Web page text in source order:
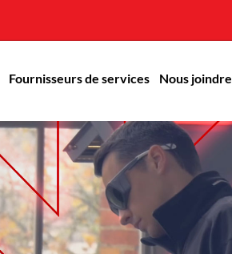
Fournisseurs de services Nous joindre